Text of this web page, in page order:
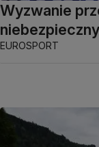
Wyzwanie
EUROSPORT